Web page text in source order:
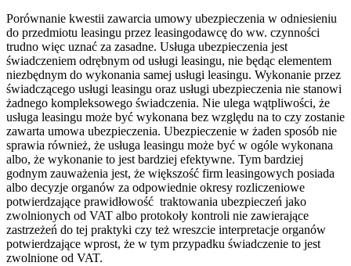
Porównanie kwestii zawarcia umowy ubezpieczenia w odniesieniu
do przedmiotu leasingu przez leasingodawcę do ww. czynności
trudno więc uznać za zasadne. Usługa ubezpieczenia jest
świadczeniem odrębnym od usługi leasingu, nie będąc elementem
niezbędnym do wykonania samej usługi leasingu. Wykonanie przez
świadczącego usługi leasingu oraz usługi ubezpieczenia nie stanowi
żadnego kompleksowego świadczenia. Nie ulega wątpliwości, że
usługa leasingu może być wykonana bez względu na to czy zostanie
zawarta umowa ubezpieczenia. Ubezpieczenie w żaden sposób nie
sprawia również, że usługa leasingu może być w ogóle wykonana
albo, że wykonanie to jest bardziej efektywne. Tym bardziej
godnym zauważenia jest, że większość firm leasingowych posiada
albo decyzje organów za odpowiednie okresy rozliczeniowe
potwierdzające prawidłowość traktowania ubezpieczeń jako
zwolnionych od VAT albo protokoły kontroli nie zawierające
zastrzeżeń do tej praktyki czy też wreszcie interpretacje organów
potwierdzające wprost, że w tym przypadku świadczenie to jest
zwolnione od VAT.